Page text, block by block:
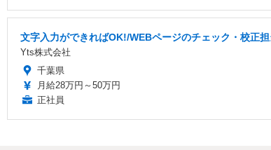
文字入力ができればOK!/WEBページのチェック・校正
Yts株式会社
千葉県
月給28万円～50万円
正社員